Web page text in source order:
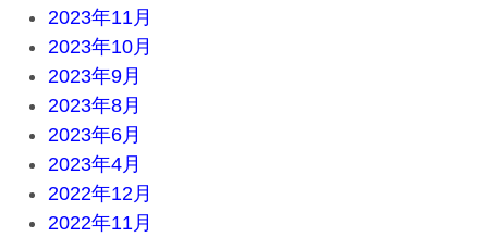
2023年11月
2023年10月
2023年9月
2023年8月
2023年6月
2023年4月
2022年12月
2022年11月